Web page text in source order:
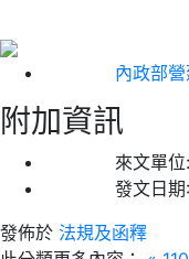
內政部營
附加資訊
來文單位:
發文日期:
發佈於 法規及函釋